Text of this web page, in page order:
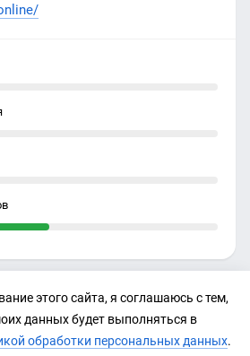
этого сайта, я соглашаюсь с тем,
данных будет выполняться в
обработки персональных данных.